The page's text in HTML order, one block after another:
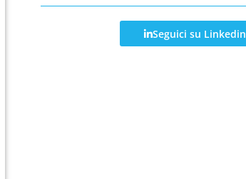
Seguici su Linkedin